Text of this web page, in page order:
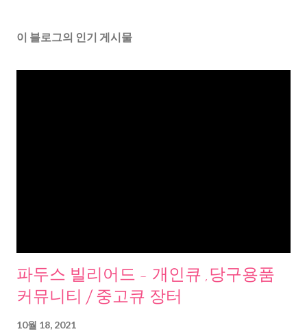
이 블로그의 인기 게시물
파두스 빌리어드 - 개인큐 ,당구용품
커뮤니티 / 중고큐 장터
10월 18, 2021